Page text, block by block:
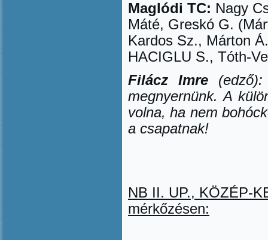
Maglódi TC: Nagy
Máté, Greskó G.
Kardos Sz., Márton
HACIGLU S., Tóth-
Filácz Imre
megnyernünk. A
volna, ha nem
a csapatnak!
NB II. UP., KÖZÉP-
mérkőzésen: